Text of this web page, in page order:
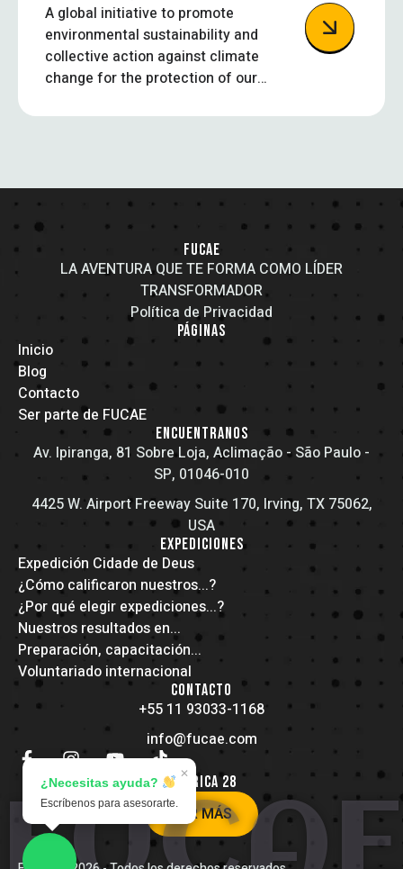
A global initiative to promote
environmental sustainability and
collective action against climate
change for the protection of our
FUCAE
LA AVENTURA QUE TE FORMA COMO LÍDER
TRANSFORMADOR
Política de Privacidad
PÁGINAS
Inicio
Blog
Contacto
Ser parte de FUCAE
ENCUENTRANOS
Av. Ipiranga, 81 Sobre Loja, Aclimação - São Paulo -
SP, 01046-010
4425 W. Airport Freeway Suite 170, Irving, TX 75062,
USA
EXPEDICIONES
Expedición Cidade de Deus
¿Cómo calificaron nuestros...?
¿Por qué elegir expediciones...?
Nuestros resultados en...
Preparación, capacitación...
Voluntariado internacional
CONTACTO
+55 11 93033-1168
info@fucae.com
AMÉRICA 28
VER MÁS
✕
¿Necesitas ayuda?
Escríbenos para asesorarte.